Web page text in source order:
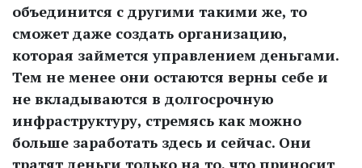
объединится с другими такими же, то
сможет даже создать организацию,
которая займется управлением деньгами.
Тем не менее они остаются верны себе и
не вкладываются в долгосрочную
инфраструктуру, стремясь как можно
больше заработать здесь и сейчас. Они
тратят деньги только на то, что приносит